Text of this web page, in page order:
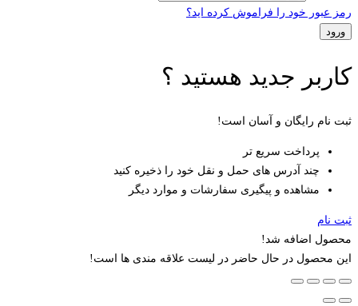
رمز عبور خود را فراموش کرده اید؟
کاربر جدید هستید ؟
ثبت نام رایگان و آسان است!
پرداخت سریع تر
چند آدرس های حمل و نقل خود را ذخیره کنید
مشاهده و پیگیری سفارشات و موارد دیگر
ثبت نام
محصول اضافه شد!
این محصول در حال حاضر در لیست علاقه مندی ها است!